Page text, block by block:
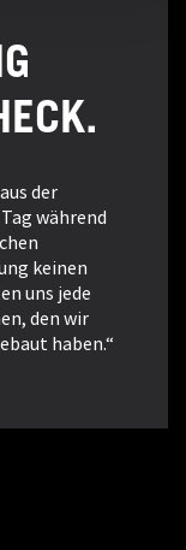
der
während
keinen
uns jede
den wir
haben.“